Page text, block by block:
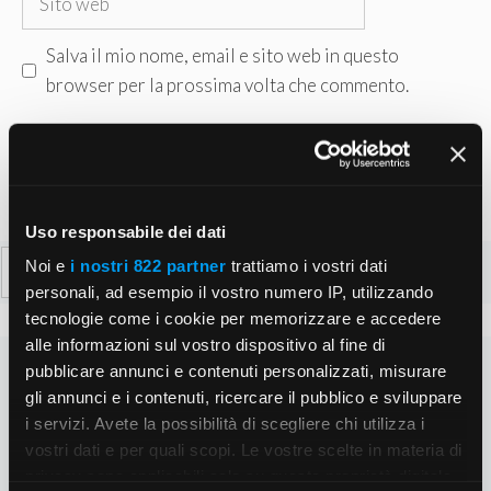
Uso responsabile dei dati
Noi e i nostri 822 partner trattiamo i vostri dati
personali, ad esempio il vostro numero IP, utilizzando
tecnologie come i cookie per memorizzare e accedere
alle informazioni sul vostro dispositivo al fine di
pubblicare annunci e contenuti personalizzati, misurare
gli annunci e i contenuti, ricercare il pubblico e sviluppare
i servizi. Avete la possibilità di scegliere chi utilizza i
vostri dati e per quali scopi. Le vostre scelte in materia di
Salva il mio nome, email e sito web in questo
browser per la prossima volta che commento.
Ricerca
per: